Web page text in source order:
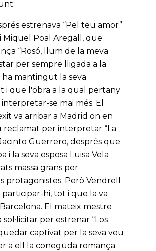
estrenava “Pel teu amor”
Miquel Poal Aregall, que
“Rosó, llum de la meva
per sempre lligada a la
ha mantingut la seva
i que l'obra a la qual pertany
se mai més. El
va arribar a Madrid on en
reclamat per interpretar “La
Guerrero, després que
i la seva esposa Luisa Vela
massa grans per
protagonistes. Però Vendrell
hi, tot i que la va
El mateix mestre
per estrenar “Los
captivat per la seva veu
a ell la coneguda romança